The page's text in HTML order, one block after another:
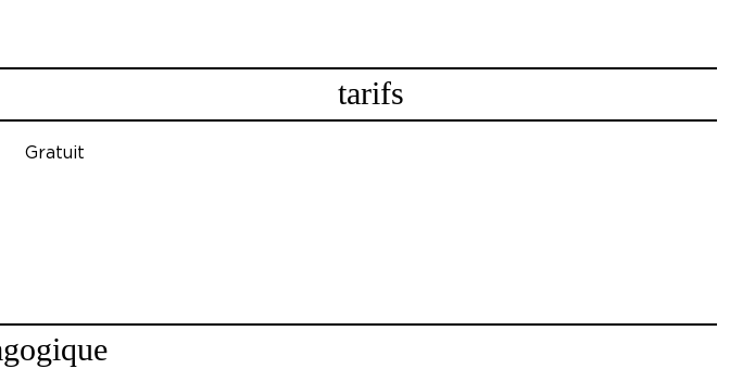
Cebrian, Saig Jacon, Maureen Pospisil et Anthony
tarifs
Gratuit